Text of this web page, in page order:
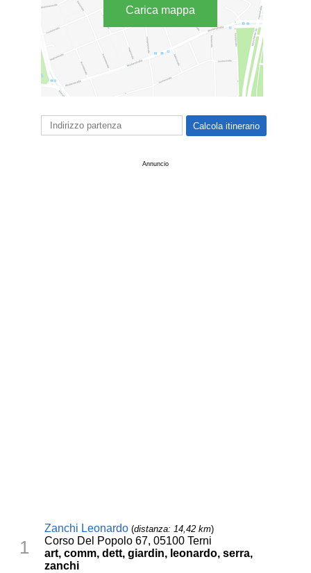
Carica mappa
Annuncio
1
Zanchi Leonardo (distanza: 14,42 km)
Corso Del Popolo 67, 05100 Terni
art, comm, dett, giardin, leonardo, serra,
zanchi